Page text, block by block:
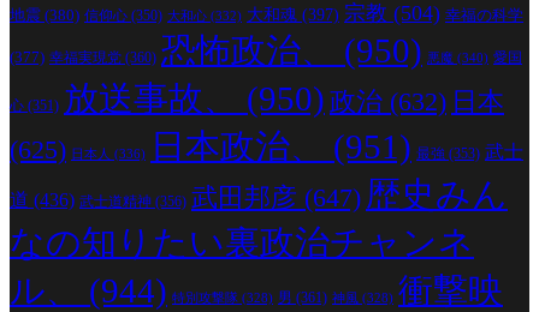
地震 (380) 信仰心 (350) 大和心 (332) 大和魂 (397) 宗教 (504) 幸福の科学
(377) 幸福実現党 (360) 恐怖政治、 (950) 悪魔 (340) 愛国
心 (351) 放送事故、 (950) 政治 (632) 日本
(625) 日本人 (336) 日本政治、 (951) 最強 (353) 武士
道 (436) 武士道精神 (356) 武田邦彦 (647) 歴史みん
なの知りたい裏政治チャンネ
ル、
(944) 特別攻撃隊 (328) 男 (361) 神風 (328) 衝撃映